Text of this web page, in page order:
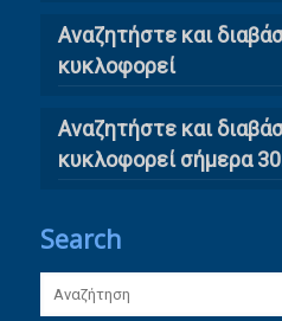
Αναζητήστε και
κυκλοφορεί
Αναζητήστε και
κυκλοφορεί σήμερα
Search